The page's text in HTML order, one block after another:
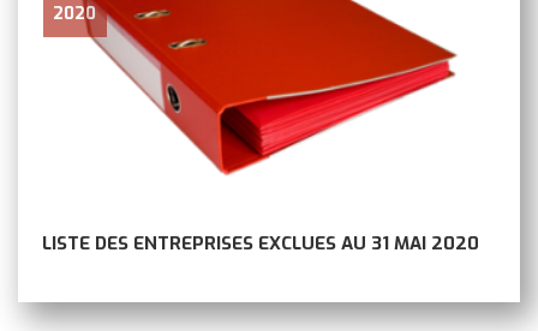
2020
LISTE DES ENTREPRISES EXCLUES AU 31 MAI 2020